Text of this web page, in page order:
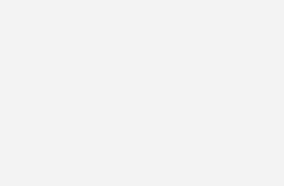
bis 2031 drei Meereswindparks mit
im Meer fürs 2030-